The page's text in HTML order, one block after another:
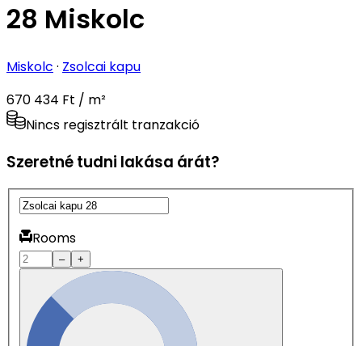
28 Miskolc
Miskolc · Zsolcai kapu
670 434 Ft / m²
Nincs regisztrált tranzakció
Szeretné tudni lakása árát?
Rooms
– +